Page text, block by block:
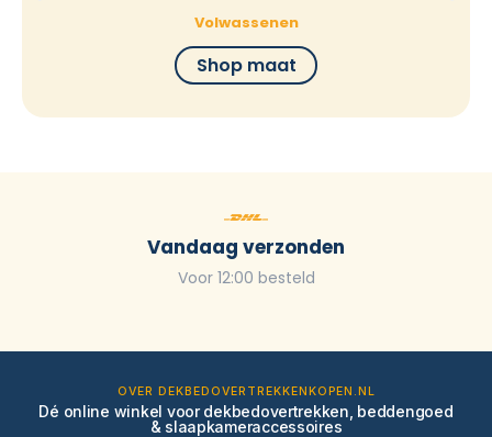
Volwassenen
Shop maat
Vandaag verzonden
Voor 12:00 besteld
OVER DEKBEDOVERTREKKENKOPEN.NL
Dé online winkel voor dekbedovertrekken, beddengoed
& slaapkameraccessoires